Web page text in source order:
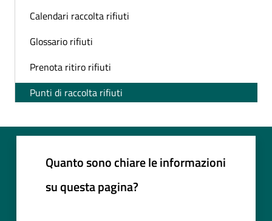
Calendari raccolta rifiuti
Glossario rifiuti
Prenota ritiro rifiuti
Punti di raccolta rifiuti
Quanto sono chiare le informazioni
su questa pagina?